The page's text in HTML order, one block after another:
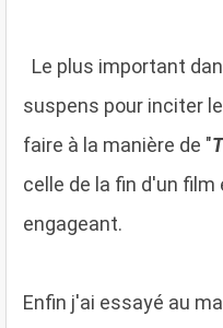
Le plus important
suspens pour inciter
faire à la manière de "
celle de la fin d'un
engageant.
Enfin j'ai essayé au